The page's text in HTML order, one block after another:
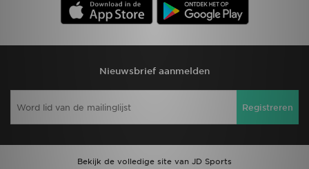
Nieuwsbrief aanmelden
Registreren
Bekijk de volledige site van JD Sports
Download de app